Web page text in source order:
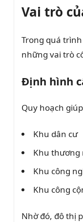
Vai trò
Trong quá
những vai trò
Định hình
Quy hoạch
Khu dân cư
Khu thương
Khu công
Khu công
Nhờ đó, đô thị